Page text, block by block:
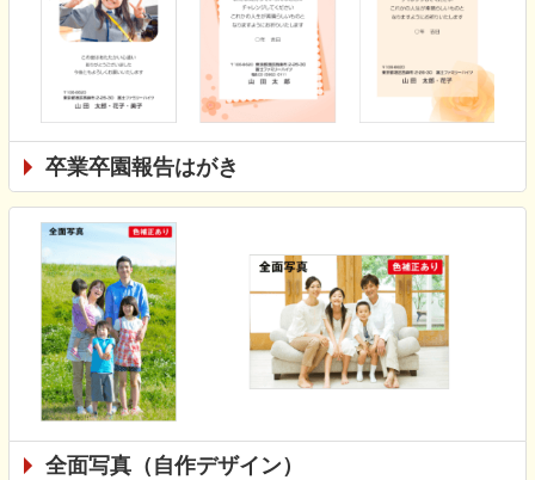
卒業卒園報告はがき
全面写真（自作デザイン）